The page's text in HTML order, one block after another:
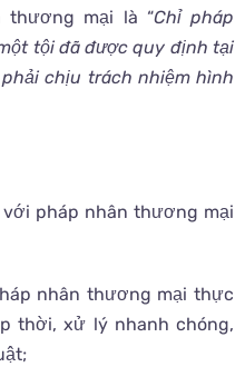
thương mại là “Chỉ pháp
tội đã được quy định tại
chịu trách nhiệm hình
pháp nhân thương mại
nhân thương mại thực
thời, xử lý nhanh chóng,